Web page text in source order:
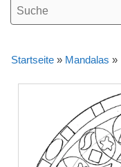
Startseite » Mandalas »